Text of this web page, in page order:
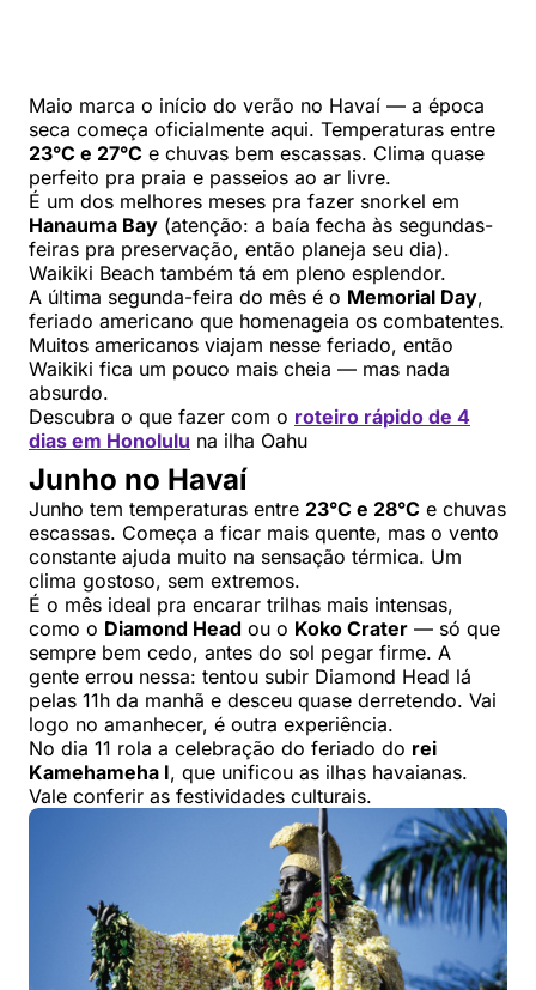
Maio marca o início do verão no Havaí — a época
seca começa oficialmente aqui. Temperaturas entre
23°C e 27°C e chuvas bem escassas. Clima quase
perfeito pra praia e passeios ao ar livre.
É um dos melhores meses pra fazer snorkel em
Hanauma Bay (atenção: a baía fecha às segundas-
feiras pra preservação, então planeja seu dia).
Waikiki Beach também tá em pleno esplendor.
A última segunda-feira do mês é o Memorial Day,
feriado americano que homenageia os combatentes.
Muitos americanos viajam nesse feriado, então
Waikiki fica um pouco mais cheia — mas nada
absurdo.
Descubra o que fazer com o roteiro rápido de 4
dias em Honolulu na ilha Oahu
Junho no Havaí
Junho tem temperaturas entre 23°C e 28°C e chuvas
escassas. Começa a ficar mais quente, mas o vento
constante ajuda muito na sensação térmica. Um
clima gostoso, sem extremos.
É o mês ideal pra encarar trilhas mais intensas,
como o Diamond Head ou o Koko Crater — só que
sempre bem cedo, antes do sol pegar firme. A
gente errou nessa: tentou subir Diamond Head lá
pelas 11h da manhã e desceu quase derretendo. Vai
logo no amanhecer, é outra experiência.
No dia 11 rola a celebração do feriado do rei
Kamehameha I, que unificou as ilhas havaianas.
Vale conferir as festividades culturais.